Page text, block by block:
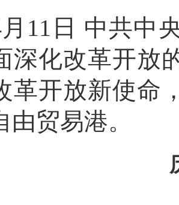
日 中共中央
深化改革开放
革开放新使命
由贸易港。